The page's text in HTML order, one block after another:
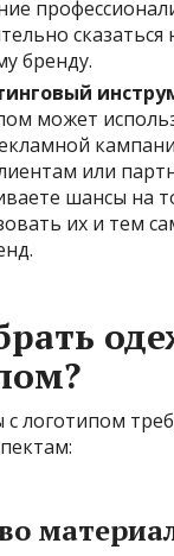
сказаться
бренду.
может
или
шансы на
их и тем
логотипом